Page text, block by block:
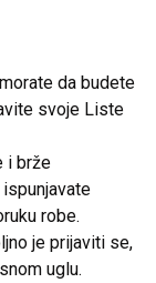
da budete
svoje Liste
i brže
robe.
je prijaviti se,
uglu.